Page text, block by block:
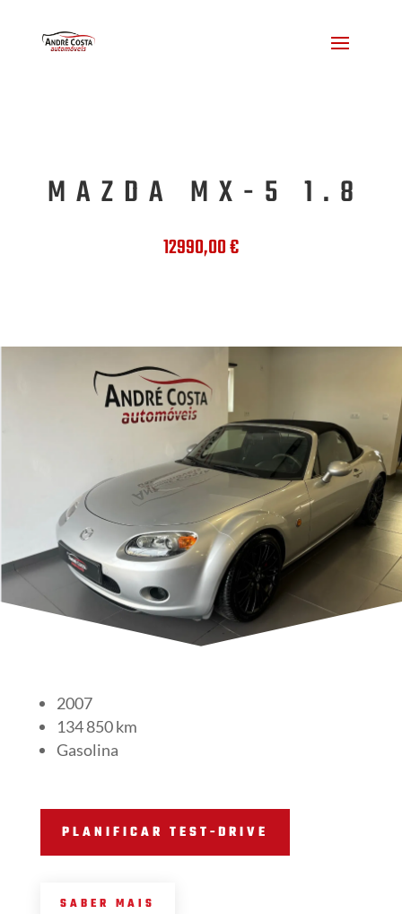
MAZDA MX-5 1.8
12990,00€
2007
134 850 km
Gasolina
PLANIFICAR TEST-DRIVE
SABER MAIS